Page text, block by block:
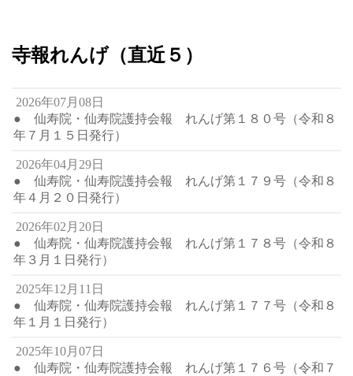
寺報れんげ（直近５）
2026年07月08日
● 仙寿院・仙寿院護持会報 れんげ第１８０号（令和８
年７月１５日発行）
2026年04月29日
● 仙寿院・仙寿院護持会報 れんげ第１７９号（令和８
年４月２０日発行）
2026年02月20日
● 仙寿院・仙寿院護持会報 れんげ第１７８号（令和８
年３月１日発行）
2025年12月11日
● 仙寿院・仙寿院護持会報 れんげ第１７７号（令和８
年１月１日発行）
2025年10月07日
● 仙寿院・仙寿院護持会報 れんげ第１７６号（令和７